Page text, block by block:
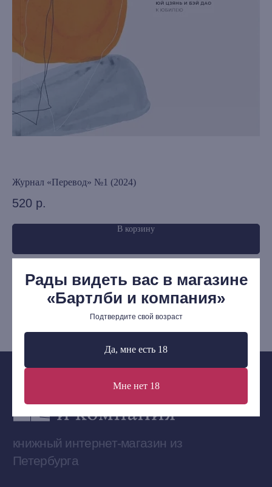
Рады видеть вас в магазине
«Бартлби и компания»
Подтвердите свой возраст
Да, мне есть 18
Мне нет 18
Журнал «Перевод» №1 (2024)
520 р.
В корзину
Контакты
книжный интернет-магазин из
Петербурга
bartleby.sales@gmail.com
О Компании
Каталог
Сообщество ВКонтакте
Ищу книгу
Доставка и оплата
Наши книги на «Авито»
Редкости
Новинки